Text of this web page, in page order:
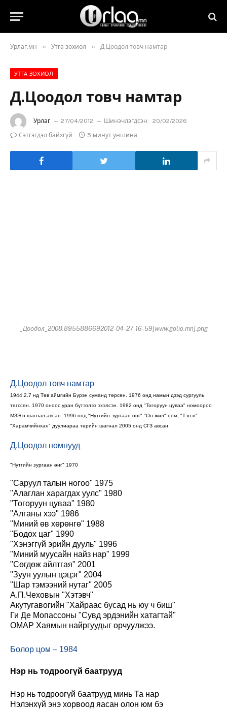
Урлаг.мн » Утга зохиол » Д.Цоодол товч намтар
УТГА ЗОХИОЛ
Д.Цоодол товч намтар
Урлаг 27/04/2012 Шинэчлэгдсэн: 20/02/2026
Сэтгэгдэл байхгүй
5 минут уншина
_Цоодол_2008.8955886692012-04-27-16-59[www.golio.mn].png
Д.Цоодол товч намтар
1944.2.7 нд Төв аймгийн Бүрэн суманд төрсөн. 1976 онд намын дээд сургууль
төгссөн. 1970 оноос уран бүтээлээ эхэлсэн. 1982 онд "Тогоруун цуваа" номоороо
МЗЭ-н шагнал авсан. 1996 онд "Нутгийн зургаан өнг" "Он жил" ном, "Тэнэг"
"Харамчийнхан" дуулиараа төрийн шагнал 2005 онд СГЗ авсан.
Д.Цоодол номнууд
"Нутгийн зургаан өнг" 1970
"Саруул талын ногоо" 1975
"Алаглан харагдах уулс" 1980
"Тогоруун цуваа" 1980
"Алганы хээ" 1986
"Миний өв хөрөнгө" 1988
"Бодох цаг" 1990
"Хэнэггүй эрийн дууль" 1996
"Миний муусайн найз нар" 1999
"Сөгдөж айлтгая" 2001
"Зуун уулын цэцэг" 2004
"Шар тэмээний нутаг" 2005
А.П.Чеховын "Хэтэвч"
Акутугавогийн "Хайраас бусад нь юу ч биш"
Ги Де Мопассоны "Сувд эрдэнийн хатагтай"
ОМАР Хаямын найргуудыг орчуулжээ.
Болор цом – 1984
Нэр нь тодроогүй баатрууд
Нэр нь тодроогүй баатрууд минь Та нар
Нэлэнхүй энэ хорвоод яасан олон юм бэ